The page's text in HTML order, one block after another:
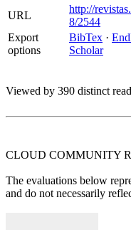
URL
http://
8/2544
Export
options
BibTex ·
Scholar
Viewed by 390 distinct
CLOUD COMMUNITY
The evaluations below
and do not necessarily